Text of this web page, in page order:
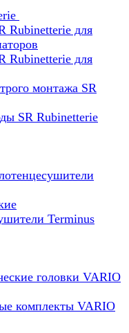
Rubinetterie для
Rubinetterie для
монтажа SR
SR Rubinetterie
Terminus
головки VARIO
комплекты VARIO